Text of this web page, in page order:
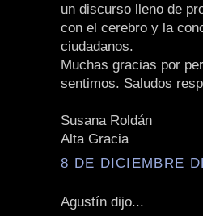
un discurso lleno de
con el cerebro y la
ciudadanos.
Muchas gracias por
sentimos. Saludos
Susana Roldán
Alta Gracia
8 DE DICIEMBRE
Agustín dijo...